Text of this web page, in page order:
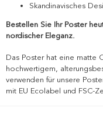
Skandinavisches
Bestellen Sie Ihr Poster
nordischer Eleganz.
Das Poster hat eine matte
hochwertigem,
verwenden für unsere
mit EU Ecolabel und FSC-